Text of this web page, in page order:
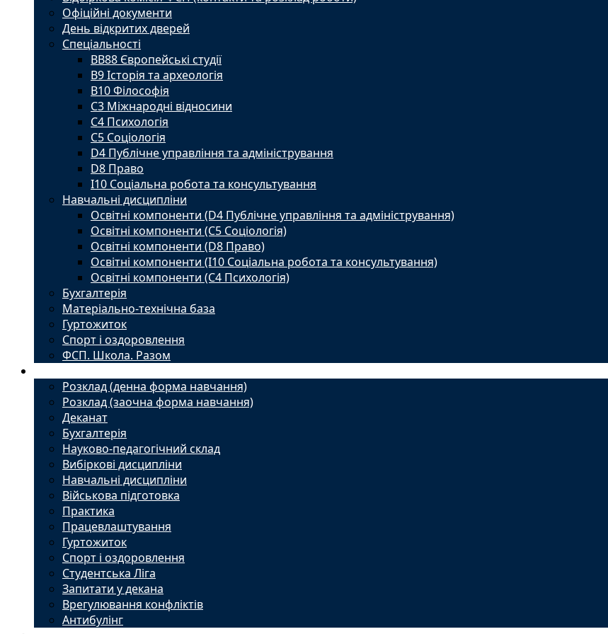
Офіційні документи
День відкритих дверей
Спеціальності
BВ88 Європейські студії
B9 Історія та археологія
B10 Філософія
C3 Міжнародні відносини
C4 Психологія
С5 Соціологія
D4 Публічне управління та адміністрування
D8 Право
I10 Соціальна робота та консультування
Навчальні дисципліни
Освітні компоненти (D4 Публічне управління та адміністрування)
Освітні компоненти (С5 Соціологія)
Освітні компоненти (D8 Право)
Освітні компоненти (I10 Соціальна робота та консультування)
Освітні компоненти (С4 Психологія)
Бухгалтерія
Матеріально-технічна база
Гуртожиток
Спорт і оздоровлення
ФСП. Школа. Разом
Розклад (денна форма навчання)
Розклад (заочна форма навчання)
Деканат
Бухгалтерія
Науково-педагогічний склад
Вибіркові дисципліни
Навчальні дисципліни
Військова підготовка
Практика
Працевлаштування
Гуртожиток
Спорт і оздоровлення
Студентська Ліга
Запитати у декана
Врегулювання конфліктів
Антибулінг